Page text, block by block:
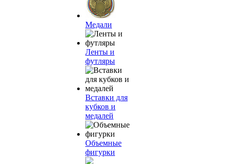
Медали
Ленты и
футляры
Вставки для
кубков и
медалей
Объемные
фигурки